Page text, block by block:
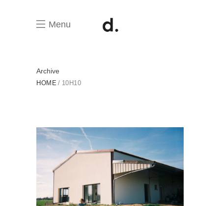
Menu
Archive
HOME 10H10
Petite maison dans la prairie
MAISON INDIVIDUELLE